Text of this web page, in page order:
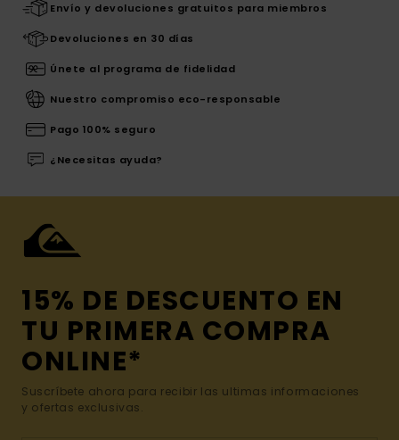
Envío y devoluciones gratuitos para miembros
Devoluciones en 30 días
Únete al programa de fidelidad
Nuestro compromiso eco-responsable
Pago 100% seguro
¿Necesitas ayuda?
15% DE DESCUENTO EN
TU PRIMERA COMPRA
ONLINE*
Suscríbete ahora para recibir las ultimas informaciones
y ofertas exclusivas.